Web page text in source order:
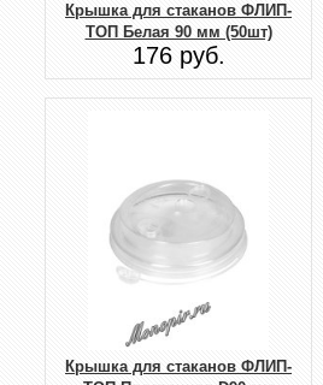
Крышка для стаканов ФЛИП-
ТОП Белая 90 мм (50шт)
176 руб.
Крышка для стаканов ФЛИП-